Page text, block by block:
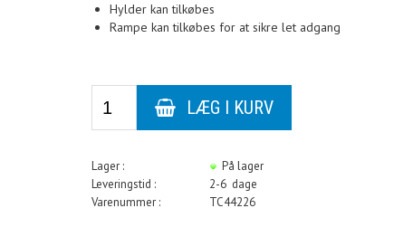
Hylder kan tilkøbes
Rampe kan tilkøbes for at sikre let adgang
Lager :
På lager
Leveringstid :
2-6 dage
Varenummer :
TC44226